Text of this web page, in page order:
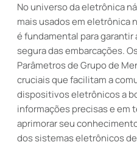
No universo da eletrônica
mais usados em eletrônica
é fundamental para
segura das embarcações.
Parâmetros de Grupo de
cruciais que facilitam a
dispositivos eletrônicos a
informações precisas e em
aprimorar seu
dos sistemas eletrônicos